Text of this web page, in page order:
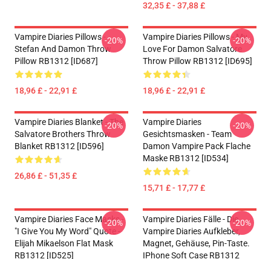
32,35 £ - 37,88 £
Vampire Diaries Pillows -
Stefan And Damon Throw
Pillow RB1312 [ID687]
18,96 £ - 22,91 £
-20%
Vampire Diaries Pillows - My
Love For Damon Salvatore
Throw Pillow RB1312 [ID695]
18,96 £ - 22,91 £
-20%
Vampire Diaries Blanket - The
Salvatore Brothers Throw
Blanket RB1312 [ID596]
26,86 £ - 51,35 £
-20%
Vampire Diaries
Gesichtsmasken - Team
Damon Vampire Pack Flache
Maske RB1312 [ID534]
15,71 £ - 17,77 £
-20%
Vampire Diaries Face Masks -
"I Give You My Word" Quote -
Elijah Mikaelson Flat Mask
RB1312 [ID525]
-20%
Vampire Diaries Fälle - Die
Vampire Diaries Aufkleber,
Magnet, Gehäuse, Pin-Taste.
IPhone Soft Case RB1312
-20%